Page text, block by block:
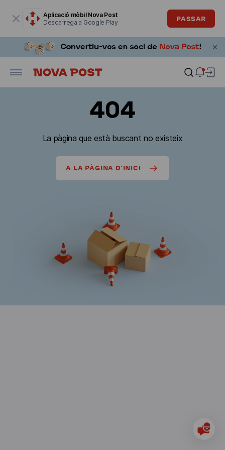
Aplicació mòbil Nova Post
Descarrega a Google Play
PASSAR
404
La pàgina que està buscant no existeix
A LA PÀGINA D'INICI